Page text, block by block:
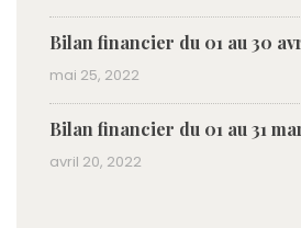
Bilan financier du 01 au 30
mai 25, 2022
Bilan financier du 01 au 31
avril 20, 2022